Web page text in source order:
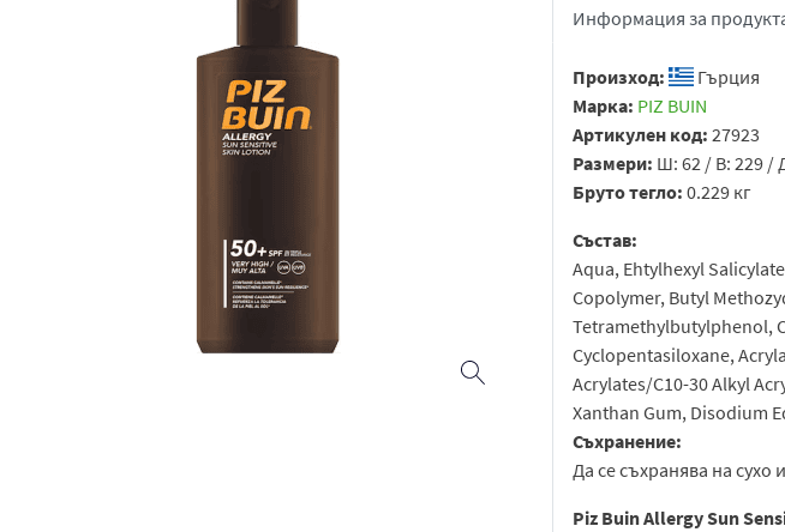
Информация за
Произход:
Гърция
Марка: PIZ BUIN
Артикулен код: 27923
Размери: Ш: 62 / В: 229 /
Бруто тегло: 0.229 кг
Състав:
Aqua, Ehtylhexyl
Copolymer, Butyl
Tetramethylbutylphenol,
Cyclopentasiloxane,
Acrylates/C10-30 Alkyl
Xanthan Gum, Disodium
Съхранение:
Да се съхранява на сухо
Piz Buin Allergy Sun